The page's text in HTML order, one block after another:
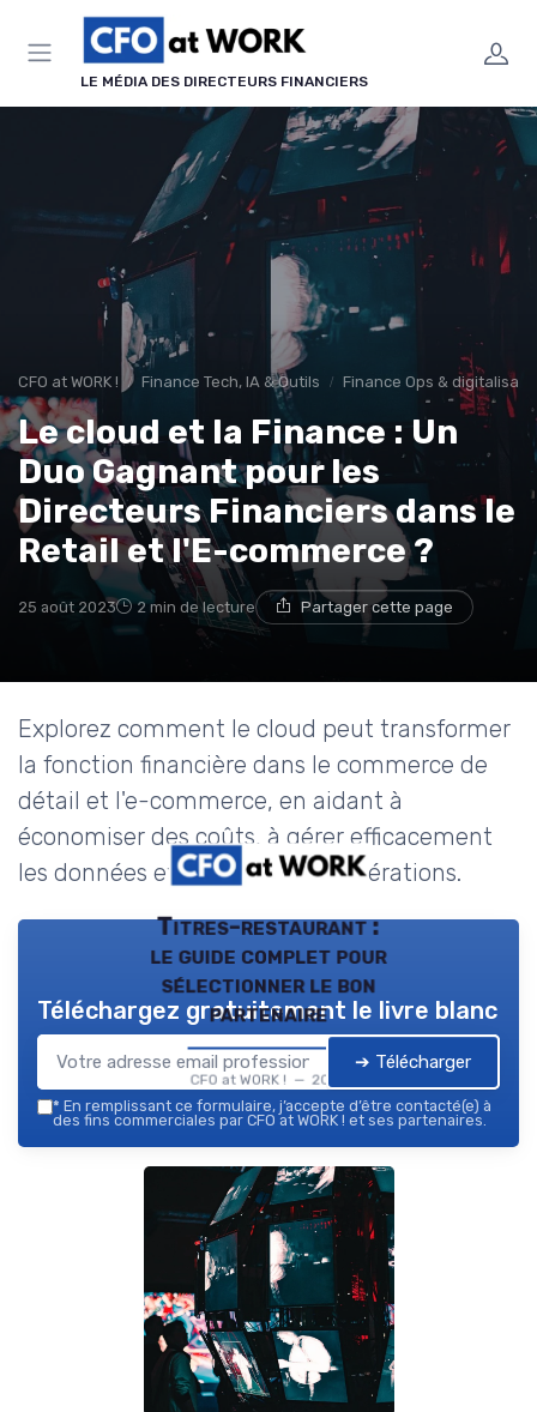
LE MÉDIA DES DIRECTEURS FINANCIERS
CFO at WORK ! Finance Tech, IA & Outils Finance Ops &
Le cloud et la Finance : Un
Duo Gagnant pour les
Directeurs Financiers dans le
Retail et l'E-commerce ?
25 août 2023 2 min de lecture Partager cette page
Explorez comment le cloud peut transformer
la fonction financière dans le commerce de
détail et l'e-commerce, en aidant à
économiser des coûts, à gérer efficacement
les données et à sécuriser les opérations.
Titres-restaurant :
le guide complet pour
sélectionner le bon
partenaire
CFO at WORK ! — 2026
Téléchargez gratuitement le livre blanc
➔ Télécharger
* En remplissant ce formulaire, j’accepte d’être contacté(e) à
des fins commerciales par CFO at WORK ! et ses partenaires.
Panneau de gestion des cookies